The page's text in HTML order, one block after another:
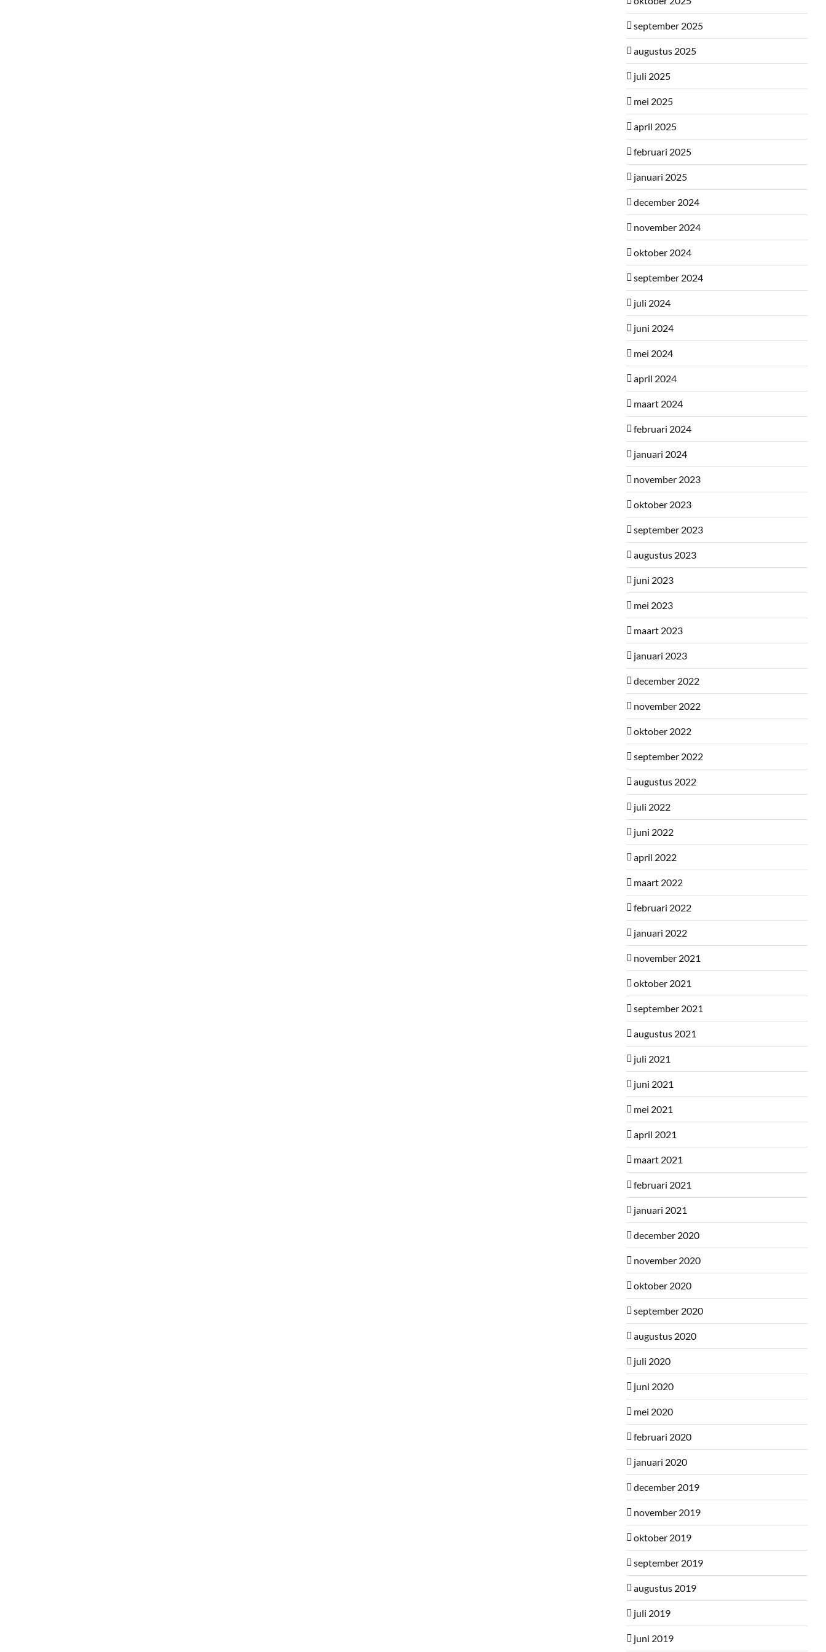
september 2025
augustus 2025
juli 2025
mei 2025
april 2025
februari 2025
januari 2025
december 2024
november 2024
oktober 2024
september 2024
juli 2024
juni 2024
mei 2024
april 2024
maart 2024
februari 2024
januari 2024
november 2023
oktober 2023
september 2023
augustus 2023
juni 2023
mei 2023
maart 2023
januari 2023
december 2022
november 2022
oktober 2022
september 2022
augustus 2022
juli 2022
juni 2022
april 2022
maart 2022
februari 2022
januari 2022
november 2021
oktober 2021
september 2021
augustus 2021
juli 2021
juni 2021
mei 2021
april 2021
maart 2021
februari 2021
januari 2021
december 2020
november 2020
oktober 2020
september 2020
augustus 2020
juli 2020
juni 2020
mei 2020
februari 2020
januari 2020
december 2019
november 2019
oktober 2019
september 2019
augustus 2019
juli 2019
juni 2019